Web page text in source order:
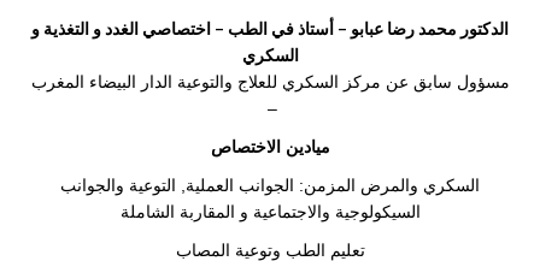
الدكتور محمد رضا عبابو – أستاذ في الطب – اختصاصي الغدد و التغذية و
السكري
مسؤول سابق عن مركز السكري للعلاج والتوعية الدار البيضاء المغرب
–
ميادين الاختصاص
السكري والمرض المزمن: الجوانب العملية, التوعية والجوانب
السيكولوجية والاجتماعية و المقاربة الشاملة
تعليم الطب وتوعية المصاب